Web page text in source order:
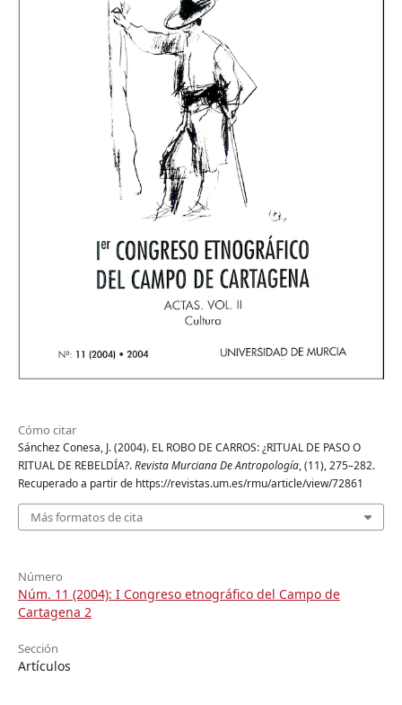
Cómo citar
Sánchez Conesa, J. (2004). EL ROBO DE CARROS: ¿RITUAL DE PASO O
RITUAL DE REBELDÍA?.Revista Murciana De Antropología, (11), 275–282.
Recuperado a partir de https://revistas.um.es/rmu/article/view/72861
Más formatos de cita
Número
Núm. 11 (2004): I Congreso etnográfico del Campo de
Cartagena 2
Sección
Artículos